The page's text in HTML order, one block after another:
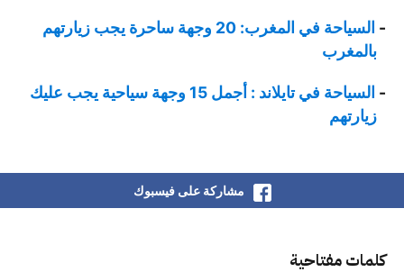
السياحة في المغرب: 20 وجهة ساحرة يجب زيارتهم
بالمغرب
السياحة في تايلاند : أجمل 15 وجهة سياحية يجب عليك
زيارتهم
مشاركة على فيسبوك
كلمات مفتاحية